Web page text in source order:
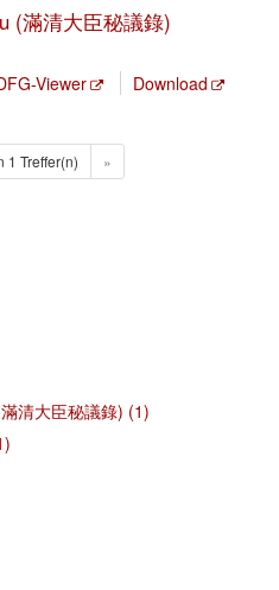
(滿清大臣秘議錄)
Viewer Download
1 Treffer(n) »
清大臣秘議錄) (1)